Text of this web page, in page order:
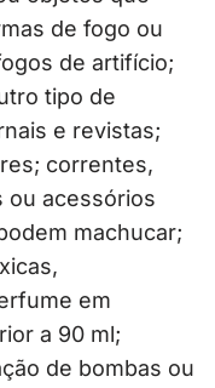
de fogo ou
de artifício;
tipo de
e revistas;
correntes,
ou acessórios
machucar;
em
a 90 ml;
de bombas ou